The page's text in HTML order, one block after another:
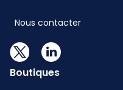
Nous contacter
Boutiques